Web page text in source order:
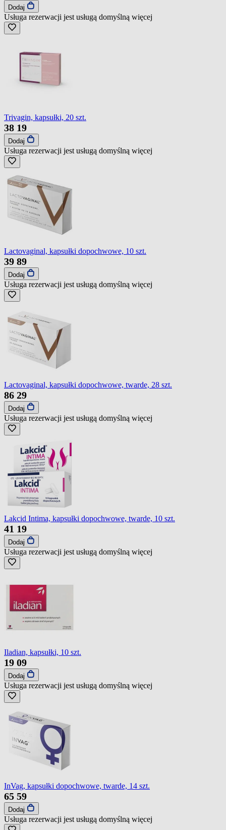
Dodaj
Usługa rezerwacji jest usługą domyślną więcej
Trivagin, kapsułki, 20 szt.
38 19
Dodaj
Usługa rezerwacji jest usługą domyślną więcej
Lactovaginal, kapsułki dopochwowe, 10 szt.
39 89
Dodaj
Usługa rezerwacji jest usługą domyślną więcej
Lactovaginal, kapsułki dopochwowe, twarde, 28 szt.
86 29
Dodaj
Usługa rezerwacji jest usługą domyślną więcej
Lakcid Intima, kapsułki dopochwowe, twarde, 10 szt.
41 19
Dodaj
Usługa rezerwacji jest usługą domyślną więcej
Iladian, kapsułki, 10 szt.
19 09
Dodaj
Usługa rezerwacji jest usługą domyślną więcej
InVag, kapsułki dopochwowe, twarde, 14 szt.
65 59
Dodaj
Usługa rezerwacji jest usługą domyślną więcej